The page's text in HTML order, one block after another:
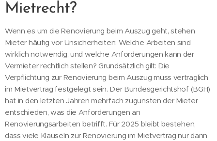
Mietrecht?
Wenn es um die Renovierung beim Auszug geht, stehen
Mieter häufig vor Unsicherheiten: Welche Arbeiten sind
wirklich notwendig, und welche Anforderungen kann der
Vermieter rechtlich stellen? Grundsätzlich gilt: Die
Verpflichtung zur Renovierung beim Auszug muss vertraglich
im Mietvertrag festgelegt sein. Der Bundesgerichtshof (BGH)
hat in den letzten Jahren mehrfach zugunsten der Mieter
entschieden, was die Anforderungen an
Renovierungsarbeiten betrifft. Für 2025 bleibt bestehen,
dass viele Klauseln zur Renovierung im Mietvertrag nur dann